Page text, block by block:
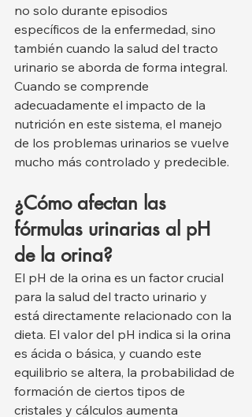
no solo durante episodios
específicos de la enfermedad, sino
también cuando la salud del tracto
urinario se aborda de forma integral.
Cuando se comprende
adecuadamente el impacto de la
nutrición en este sistema, el manejo
de los problemas urinarios se vuelve
mucho más controlado y predecible.
¿Cómo afectan las
fórmulas urinarias al pH
de la orina?
El pH de la orina es un factor crucial
para la salud del tracto urinario y
está directamente relacionado con la
dieta. El valor del pH indica si la orina
es ácida o básica, y cuando este
equilibrio se altera, la probabilidad de
formación de ciertos tipos de
cristales y cálculos aumenta